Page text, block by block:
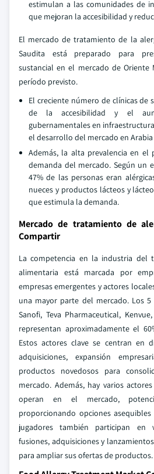
estimulan a las comunidades de
que mejoran la accesibilidad y
El mercado de tratamiento de la
Saudita está preparado para
sustancial en el mercado de Oriente
período previsto.
El creciente número de clínicas de
de la accesibilidad y el
gubernamentales en
el desarrollo del mercado en
Además, la alta prevalencia en el
demanda del mercado. Según un
47% de las personas eran
nueces y productos lácteos y
que estimula la demanda.
Mercado de tratamiento de
Compartir
La competencia en la industria del
alimentaria está marcada por
empresas emergentes y actores
una mayor parte del mercado. Los
Sanofi, Teva Pharmaceutical,
representan aproximadamente el
Estos actores clave se centran en
adquisiciones, expansión
productos novedosos para
mercado. Además, hay varios
operan en el mercado,
proporcionando opciones
jugadores también participan en
fusiones, adquisiciones y
para ampliar sus ofertas de productos.